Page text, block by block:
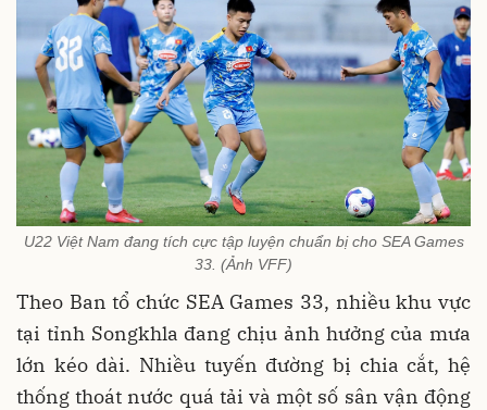
U22 Việt Nam đang tích cực tập luyện chuẩn bị cho SEA Games
33. (Ảnh VFF)
Theo Ban tổ chức SEA Games 33, nhiều khu vực
tại tỉnh Songkhla đang chịu ảnh hưởng của mưa
lớn kéo dài. Nhiều tuyến đường bị chia cắt, hệ
thống thoát nước quá tải và một số sân vận động